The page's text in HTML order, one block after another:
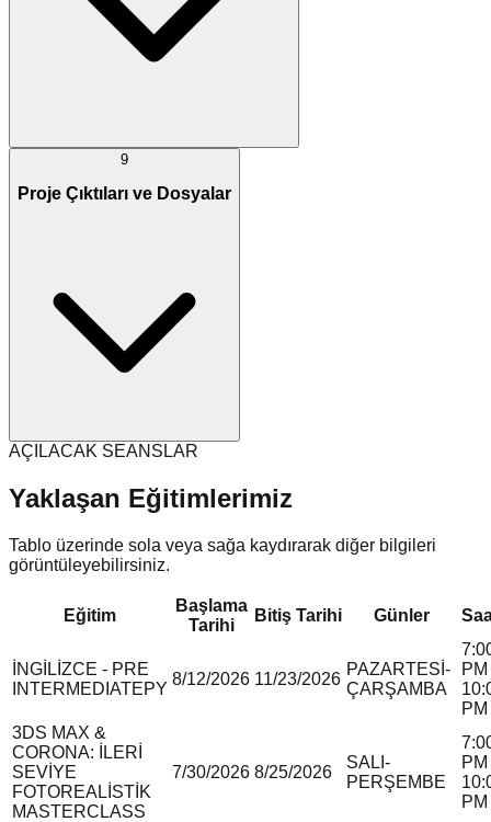
9
Proje Çıktıları ve Dosyalar
AÇILACAK SEANSLAR
Yaklaşan Eğitimlerimiz
Tablo üzerinde sola veya sağa kaydırarak diğer bilgileri
görüntüleyebilirsiniz.
Eğitim
Başlama
Tarihi
Bitiş Tarihi Günler
İNGİLİZCE - PRE
INTERMEDIATEPY
8/12/2026 11/23/2026
PAZARTESİ-
ÇARŞAMBA
PM
PM
3DS MAX &
CORONA: İLERİ
SEVİYE
FOTOREALİSTİK
MASTERCLASS
7/30/2026 8/25/2026
SALI-
PERŞEMBE
PM
PM